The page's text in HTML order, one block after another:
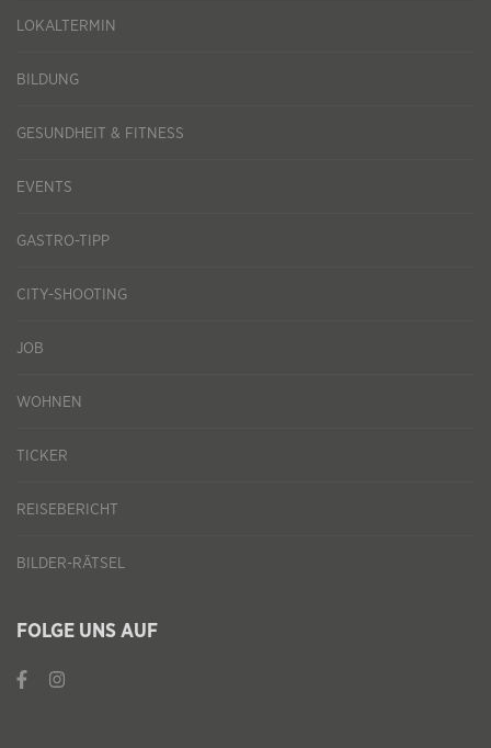
LOKALTERMIN
BILDUNG
GESUNDHEIT & FITNESS
EVENTS
GASTRO-TIPP
CITY-SHOOTING
JOB
WOHNEN
TICKER
REISEBERICHT
BILDER-RÄTSEL
FOLGE UNS AUF